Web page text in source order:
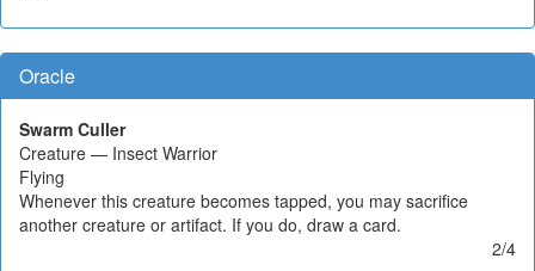
Oracle
Swarm Culler
Creature — Insect Warrior
Flying
Whenever this creature becomes tapped, you may sacrifice
another creature or artifact. If you do, draw a card.
2/4